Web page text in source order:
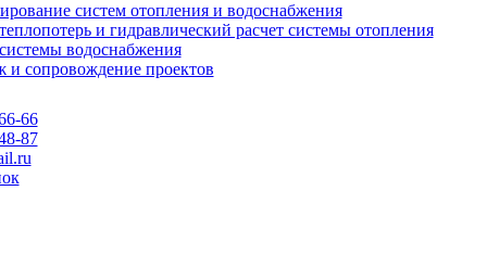
систем отопления и водоснабжения
и гидравлический расчет системы отопления
водоснабжения
и сопровождение проектов
66
87